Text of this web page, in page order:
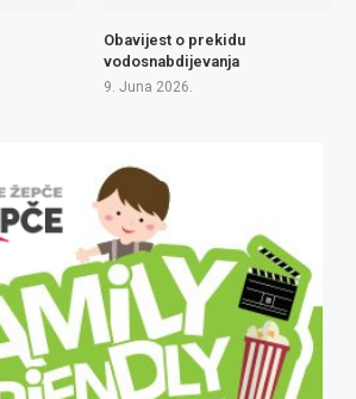
Obavijest o prekidu
vodosnabdijevanja
9. Juna 2026.